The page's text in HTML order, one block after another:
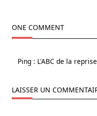
ONE COMMENT
Ping : L'ABC de la
LAISSER UN